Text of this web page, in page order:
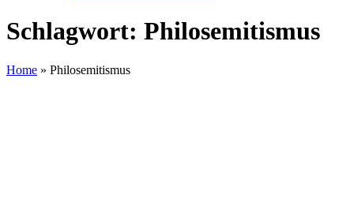
Schlagwort: Philosemitismus
Home » Philosemitismus